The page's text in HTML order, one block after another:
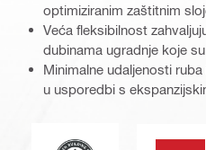
optimiziranim zaštitnim
Veća fleksibilnost
dubinama ugradnje koje
Minimalne udaljenosti
u usporedbi s
Vodeći standard na